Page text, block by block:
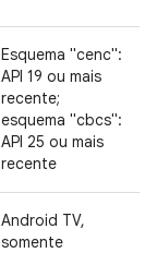
Esquema "cenc":
API 19 ou mais
recente;
esquema "cbcs":
API 25 ou mais
recente
Android TV,
somente